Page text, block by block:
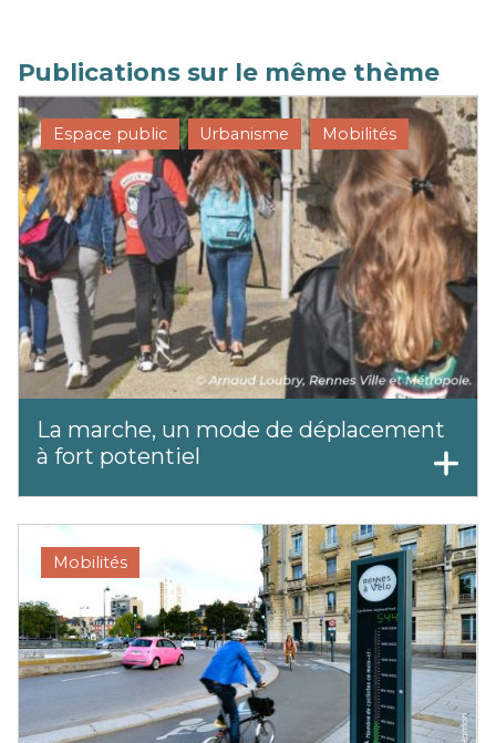
Publications sur le même thème
Espace public Urbanisme Mobilités
La marche, un mode de déplacement
à fort potentiel
Mobilités